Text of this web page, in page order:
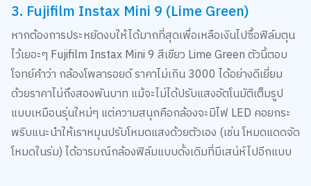
3. Fujifilm Instax Mini 9 (Lime Green)
หากต้องการประหยัดงบให้ได้มากที่สุดเพื่อเหลือเงินไปซื้อฟิล์มตุน
ไว้เยอะๆ Fujifilm Instax Mini 9 สีเขียว Lime Green ตัวนี้ตอบ
โจทย์คำว่า กล้องโพลารอยด์ ราคาไม่เกิน 3000 ได้อย่างดีเยี่ยม
ด้วยราคาไม่ถึงสองพันบาท แม้จะไม่ได้ปรับแสงอัตโนมัติเต็มรูป
แบบเหมือนรุ่นใหม่ๆ แต่ความสนุกคือกล้องจะมีไฟ LED คอยกระ
พริบแนะนำให้เราหมุนปรับโหมดแสงด้วยตัวเอง (เช่น โหมดแดดจัด
โหมดในร่ม) ได้อารมณ์กล้องฟิล์มแบบดั้งเดิมที่มีเสน่ห์ไปอีกแบบ